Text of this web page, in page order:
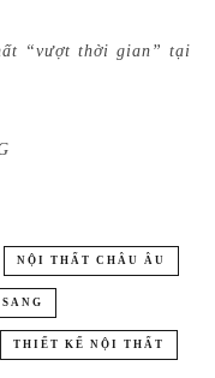
“vượt thời gian” tại
NỘI THẤT CHÂU ÂU
THIẾT KẾ NỘI THẤT